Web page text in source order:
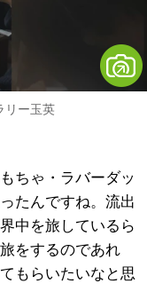
リー玉英
ちゃ・ラバーダッ
たんですね。流出
中を旅しているら
をするのであれ
もらいたいなと思